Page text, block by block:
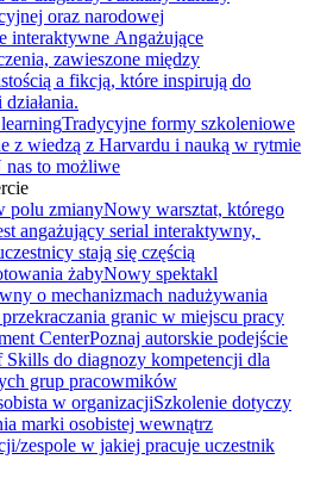
oraz narodowej
interaktywne Angażujące
zawieszone między
a fikcją, które inspirują do
Tradycyjne formy szkoleniowe
z wiedzą z Harvardu i nauką w rytmie
nas to możliwe
polu zmianyNowy warsztat, którego
angażujący serial interaktywny,
stają się częścią
żabyNowy spektakl
o mechanizmach nadużywania
granic w miejscu pracy
CenterPoznaj autorskie podejście
Skills do diagnozy kompetencji dla
grup pracowmików
w organizacjiSzkolenie dotyczy
marki osobistej wewnątrz
zespole w jakiej pracuje uczestnik